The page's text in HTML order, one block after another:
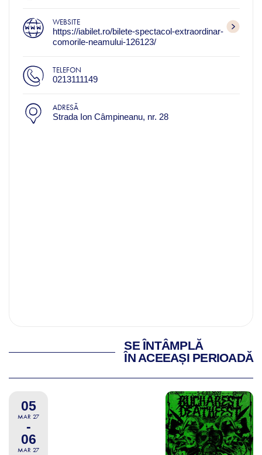
WEBSITE
https://iabilet.ro/bilete-spectacol-extraordinar-
comorile-neamului-126123/
TELEFON
0213111149
ADRESĂ
Strada Ion Câmpineanu, nr. 28
SE ÎNTÂMPLĂ
ÎN ACEEAȘI PERIOADĂ
05
MAR 27
-
06
MAR 27